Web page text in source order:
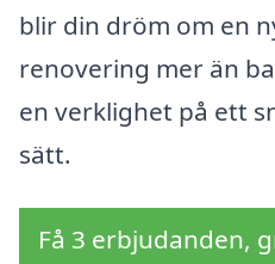
blir din dröm om en
renovering mer än
en verklighet på ett
sätt.
Få 3 erbjudanden,